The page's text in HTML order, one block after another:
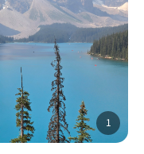
1